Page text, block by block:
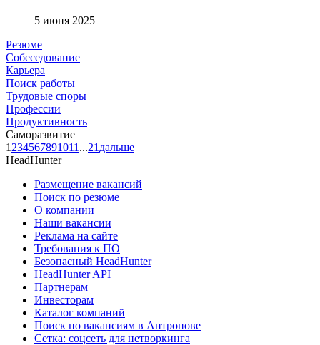
5 июня 2025
Резюме
Собеседование
Карьера
Поиск работы
Трудовые споры
Профессии
Продуктивность
Саморазвитие
1 234567891011 ...21 дальше
HeadHunter
Размещение вакансий
Поиск по резюме
О компании
Наши вакансии
Реклама на сайте
Требования к ПО
Безопасный HeadHunter
HeadHunter API
Партнерам
Инвесторам
Каталог компаний
Поиск по вакансиям в Антропове
Сетка: соцсеть для нетворкинга